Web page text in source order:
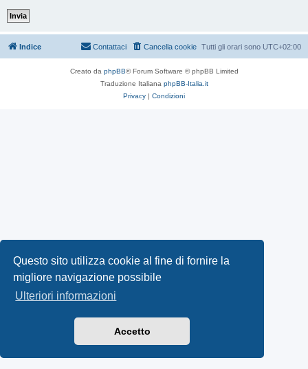
Questo sito utilizza cookie al fine di fornire la
migliore navigazione possibile
Ulteriori informazioni
Accetto
Indice Tutti gli orari sono UTC+02:00
Cancella cookie
Contattaci
Creato da phpBB® Forum Software © phpBB Limited
Traduzione Italiana phpBB-Italia.it
Privacy | Condizioni